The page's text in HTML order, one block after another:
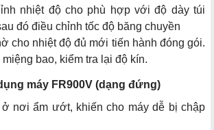
nhiệt độ cho phù hợp với độ dày túi
đó điều chỉnh tốc độ băng chuyền
cho nhiệt độ đủ mới tiến hành đóng gói.
bao, kiểm tra lại độ kín.
máy FR900V (dạng đứng)
nơi ẩm ướt, khiến cho máy dễ bị chập